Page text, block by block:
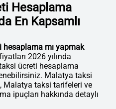
Hesaplama
En Kapsamlı
mı yapmak
2026 yılında
ücreti hesaplama
Malatya taksi
Malatya taksi tarifeleri ve
ipuçları hakkında detaylı